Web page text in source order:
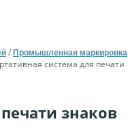
/ Промышленная маркировка
система для печати
знаков